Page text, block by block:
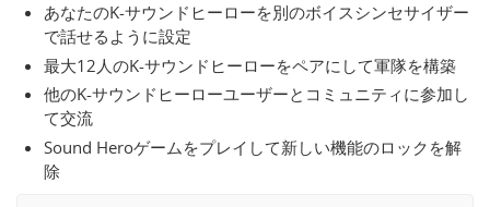
あなたのK-サウンドヒーローを別のボイスシンセサイザー
で話せるように設定
最大12人のK-サウンドヒーローをペアにして軍隊を構築
他のK-サウンドヒーローユーザーとコミュニティに参加し
て交流
Sound Heroゲームをプレイして新しい機能のロックを解
除